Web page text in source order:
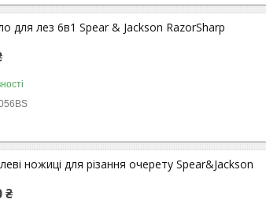
для лез 6в1 Spear & Jackson RazorSharp
ножиці для різання очерету Spear&Jackson
₴